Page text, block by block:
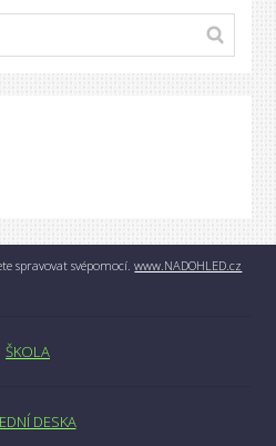
spravovat svépomocí.www.NADOHLED.cz
ŠKOLA
DESKA